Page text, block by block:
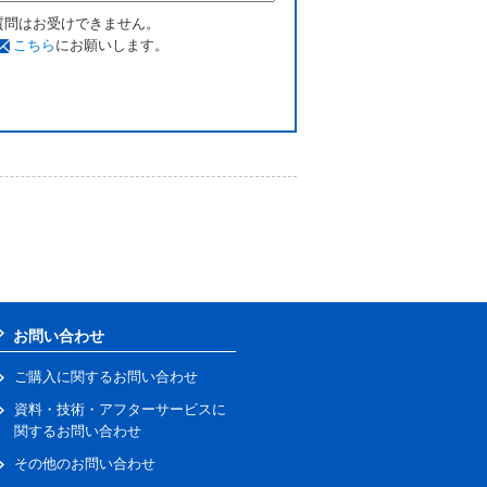
はお受けできません。
こちら にお願いします。
お問い合わせ
ご購入に関するお問い合わせ
資料・技術・アフターサービスに
関するお問い合わせ
その他のお問い合わせ